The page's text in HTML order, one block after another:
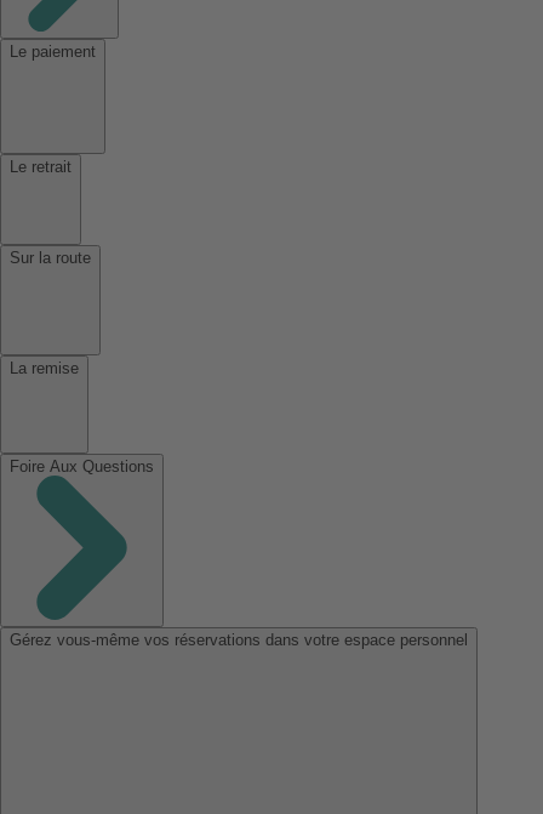
Le paiement
Le retrait
Sur la route
La remise
Foire Aux Questions
Gérez vous-même vos réservations dans votre espace personnel